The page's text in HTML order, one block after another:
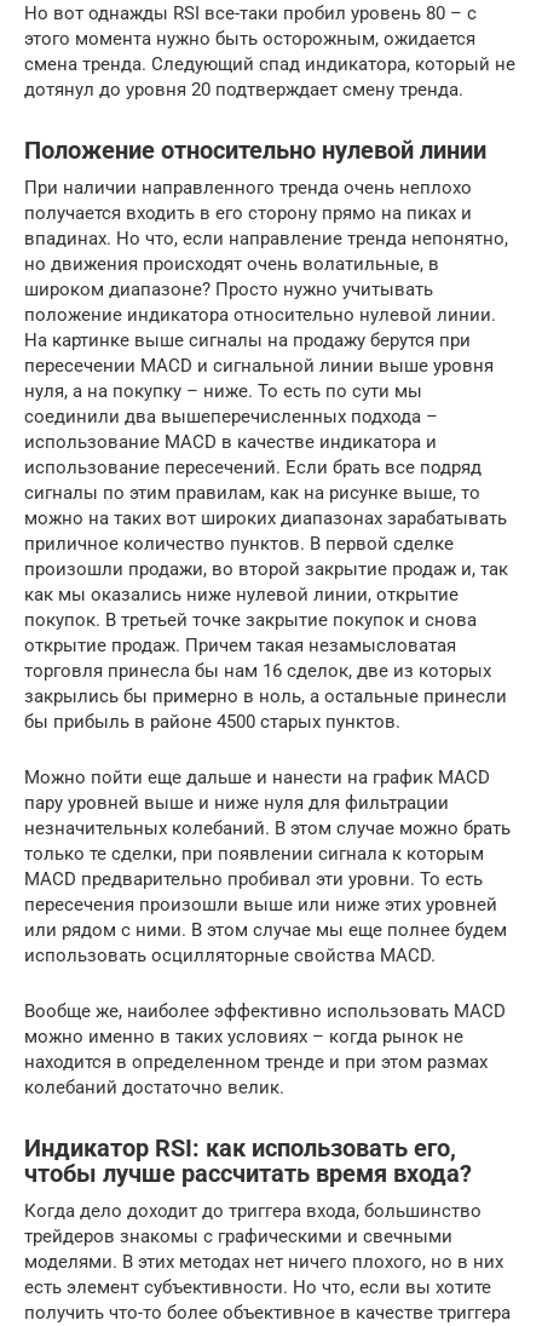
Но вот однажды RSI все-таки пробил уровень 80 – с
этого момента нужно быть осторожным, ожидается
смена тренда. Следующий спад индикатора, который не
дотянул до уровня 20 подтверждает смену тренда.
Положение относительно нулевой линии
При наличии направленного тренда очень неплохо
получается входить в его сторону прямо на пиках и
впадинах. Но что, если направление тренда непонятно,
но движения происходят очень волатильные, в
широком диапазоне? Просто нужно учитывать
положение индикатора относительно нулевой линии.
На картинке выше сигналы на продажу берутся при
пересечении MACD и сигнальной линии выше уровня
нуля, а на покупку – ниже. То есть по сути мы
соединили два вышеперечисленных подхода –
использование MACD в качестве индикатора и
использование пересечений. Если брать все подряд
сигналы по этим правилам, как на рисунке выше, то
можно на таких вот широких диапазонах зарабатывать
приличное количество пунктов. В первой сделке
произошли продажи, во второй закрытие продаж и, так
как мы оказались ниже нулевой линии, открытие
покупок. В третьей точке закрытие покупок и снова
открытие продаж. Причем такая незамысловатая
торговля принесла бы нам 16 сделок, две из которых
закрылись бы примерно в ноль, а остальные принесли
бы прибыль в районе 4500 старых пунктов.
Можно пойти еще дальше и нанести на график MACD
пару уровней выше и ниже нуля для фильтрации
незначительных колебаний. В этом случае можно брать
только те сделки, при появлении сигнала к которым
MACD предварительно пробивал эти уровни. То есть
пересечения произошли выше или ниже этих уровней
или рядом с ними. В этом случае мы еще полнее будем
использовать осцилляторные свойства MACD.
Вообще же, наиболее эффективно использовать MACD
можно именно в таких условиях – когда рынок не
находится в определенном тренде и при этом размах
колебаний достаточно велик.
Индикатор RSI: как использовать его,
чтобы лучше рассчитать время входа?
Когда дело доходит до триггера входа, большинство
трейдеров знакомы с графическими и свечными
моделями. В этих методах нет ничего плохого, но в них
есть элемент субъективности. Но что, если вы хотите
получить что-то более объективное в качестве триггера